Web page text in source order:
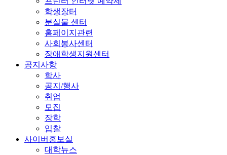
학생장터
분실물 센터
홈페이지관련
사회봉사센터
장애학생지원센터
공지사항
학사
공지/행사
취업
모집
장학
입찰
사이버홍보실
대학뉴스